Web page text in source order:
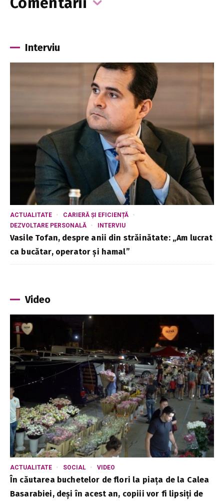
Interviu
ACTUALITATE
CARIERĂ ȘI EFICIENȚĂ
DEZVOLTARE PERSONALĂ
INTERVIU
Vasile Tofan, despre anii din străinătate: „Am lucrat
ca bucătar, operator și hamal”
Video
ACTUALITATE SOCIAL VIDEO
În căutarea buchetelor de flori la piața de la Calea
Basarabiei, deși în acest an, copiii vor fi lipsiți de